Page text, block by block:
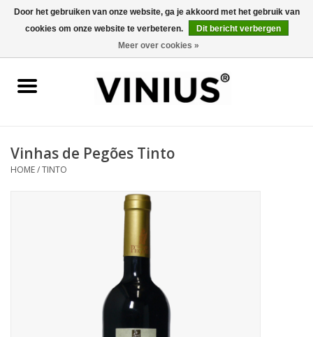
0 Artikelen - €0,00
Wijn per kleur/soort
Vinhas de Pegões Tinto
HOME/TINTO
Door het gebruiken van onze website, ga je akkoord met het gebruik van
cookies om onze website te verbeteren.
Dit bericht verbergen
Meer over cookies »